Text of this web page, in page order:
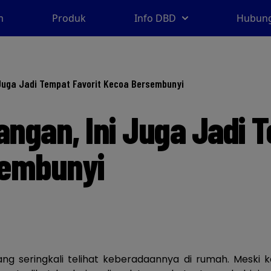
Produk Info DBD
Jadi Tempat Favorit Kecoa Bersembunyi
Ini Juga Jadi
seringkali telihat keberadaannya di rumah. Meski